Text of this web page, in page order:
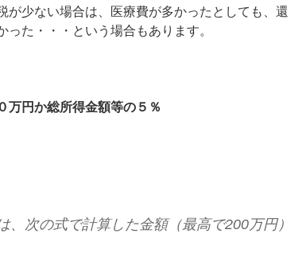
が少ない場合は、医療費が多かったとしても、還
った・・・という場合もあります。
万円か総所得金額等の５％
、次の式で計算した金額（最高で200万円）